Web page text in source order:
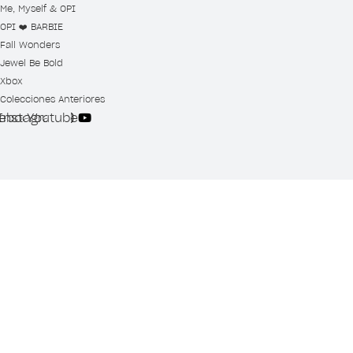
Me, Myself & OPI
OPI ❤️ BARBIE
Fall Wonders
Jewel Be Bold
Xbox
Colecciones Anteriores
Youtube